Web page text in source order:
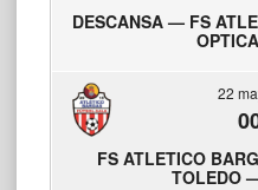
DESCANSA — FS
22
FS ATLETICO
TOLEDO